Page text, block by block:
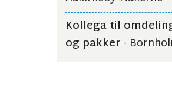
Kollega til
og pakker-